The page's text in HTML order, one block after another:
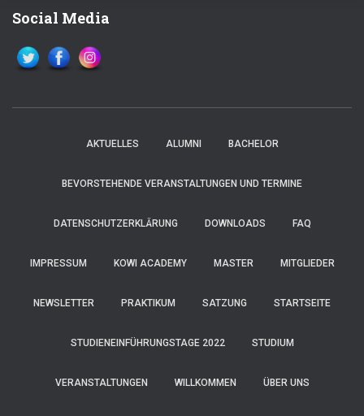
Social Media
AKTUELLES ALUMNI BACHELOR
BEVORSTEHENDE VERANSTALTUNGEN UND TERMINE
DATENSCHUTZERKLÄRUNG DOWNLOADS FAQ
IMPRESSUM KOWI ACADEMY MASTER MITGLIEDER
NEWSLETTER PRAKTIKUM SATZUNG STARTSEITE
STUDIENEINFÜHRUNGSTAGE 2022 STUDIUM
VERANSTALTUNGEN WILLKOMMEN ÜBER UNS